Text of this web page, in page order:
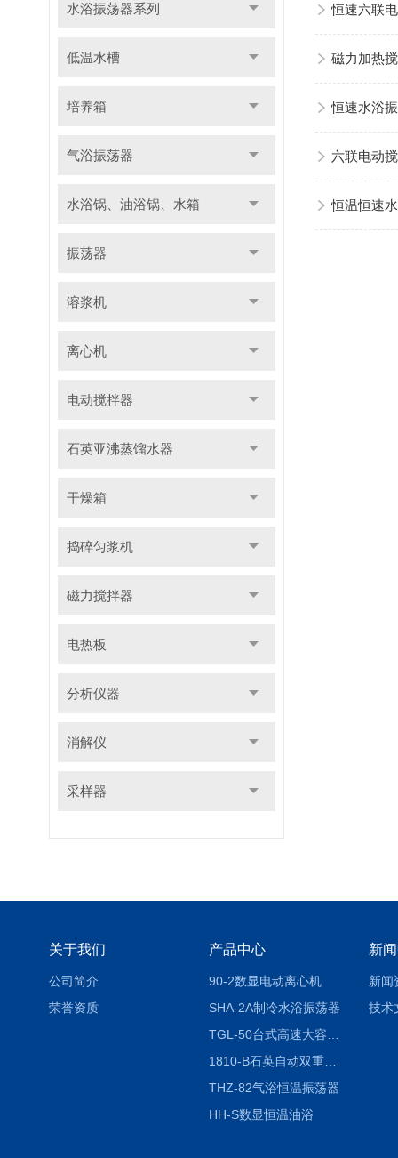
水浴振荡器系列
低温水槽
培养箱
气浴振荡器
水浴锅、油浴锅、水箱
振荡器
溶浆机
离心机
电动搅拌器
石英亚沸蒸馏水器
干燥箱
捣碎匀浆机
磁力搅拌器
电热板
分析仪器
消解仪
采样器
恒速六联
磁力加热
恒速水浴
六联电动
恒温恒速
关于我们
公司简介
荣誉资质
产品中心
90-2数显电动离心机
SHA-2A制冷水浴振荡器
1810-B石英自动双重纯水蒸馏水器
THZ-82气浴恒温振荡器
HH-S数显恒温油浴
新
新闻
技术